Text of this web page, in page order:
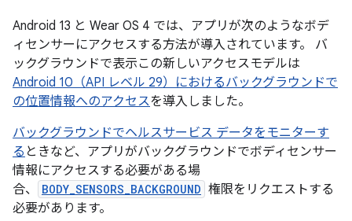
Android 13 と Wear OS 4 では、アプリが次のようなボデ
ィセンサーにアクセスする方法が導入されています。 バ
ックグラウンドで表示この新しいアクセスモデルは
Android 10（API レベル 29）におけるバックグラウンドで
の位置情報へのアクセスを導入しました。
バックグラウンドでヘルスサービス データをモニターす
る ときなど、アプリがバックグラウンドでボディセンサー
情報にアクセスする必要がある場
合、
BODY_SENSORS_BACKGROUND 権限をリクエストする
必要があります。